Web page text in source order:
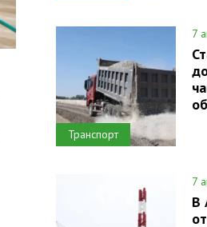
Транспорт
7
7
В